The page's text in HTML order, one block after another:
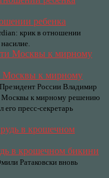
ребенка
крик в отношении
Москвы к мирному
Президент России Владимир
Москвы к мирному решению
пресс-секретарь
в крошечном бикини
Ратаковски вновь